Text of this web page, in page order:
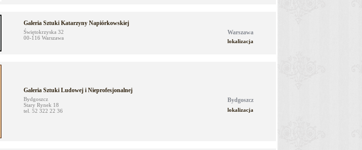
Galeria Sztuki Katarzyny Napiórkowskiej
Świętokrzyska 32
00-116 Warszawa
Warszawa
lokalizacja
Galeria Sztuki Ludowej i Nieprofesjonalnej
Bydgoszcz
Stary Rynek 18
tel. 52 322 22 36
Bydgoszcz
lokalizacja